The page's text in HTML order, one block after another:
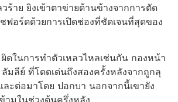
ร้าย ยิงเข้าตาข่ายด้านข้างจากการตัด
ฟอร์ดด้วยการเปิดช่องที่ชัดเจนที่สุดของ
ดในการทำตัวเหลวไหลเช่นกัน กองหน้า
มลีย์ ที่โดดเด่นถึงสองครั้งหลังจากถูกลุ
ะต่อมาโดย ปอกบา นอกจากนี้เขายัง